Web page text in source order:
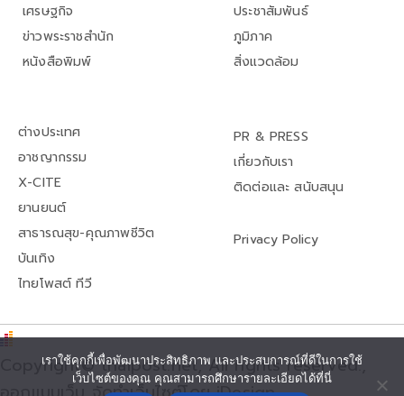
เศรษฐกิจ
ข่าวพระราชสำนัก
หนังสือพิมพ์
ประชาสัมพันธ์
ภูมิภาค
สิ่งแวดล้อม
ต่างประเทศ
อาชญากรรม
X-CITE
ยานยนต์
สาธารณสุข-คุณภาพชีวิต
บันเทิง
ไทยโพสต์ ทีวี
PR & PRESS
เกี่ยวกับเรา
ติดต่อและ สนับสนุน
Privacy Policy
Copyright© thaipost.net, All rights reserved.,
เราใช้คุกกี้เพื่อพัฒนาประสิทธิภาพ และประสบการณ์ที่ดีในการใช้
เว็บไซต์ของคุณ คุณสามารถศึกษารายละเอียดได้ที่นี่